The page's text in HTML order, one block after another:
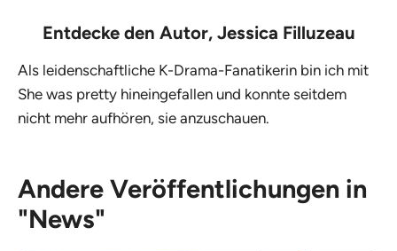
Entdecke den Autor, Jessica Filluzeau
Als leidenschaftliche K-Drama-Fanatikerin bin ich mit
She was pretty hineingefallen und konnte seitdem
nicht mehr aufhören, sie anzuschauen.
Andere Veröffentlichungen in
"News"